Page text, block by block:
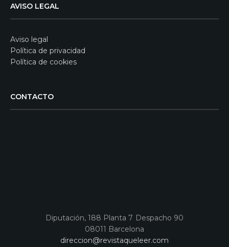
AVISO LEGAL
Aviso legal
Política de privacidad
Política de cookies
CONTACTO
Diputación, 188 Planta 7 Despacho 90
08011 Barcelona
direccion@revistaqueleer.com